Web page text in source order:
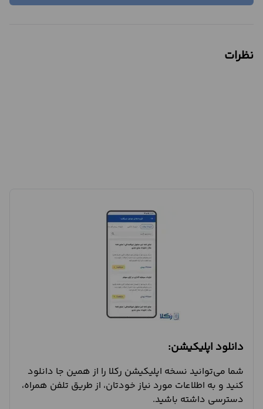
نظرات
دانلود اپلیکیشن:
شما می‌توانید نسخه اپلیکیشن رکلا را از همین جا دانلود
کنید و به اطلاعات مورد نیاز خودتان، از طریق تلفن همراه،
دسترسی داشته باشید.